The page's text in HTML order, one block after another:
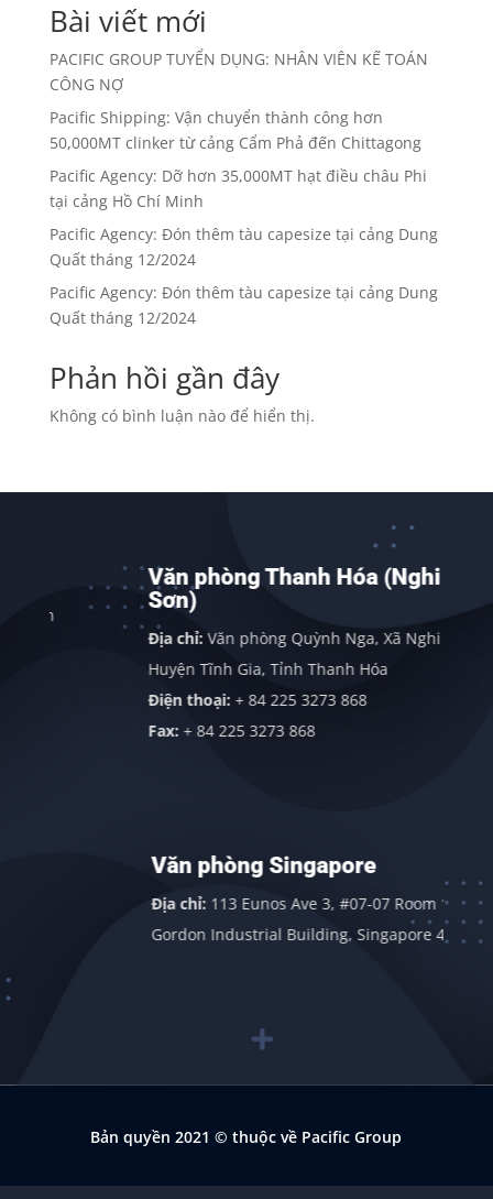
Bài viết mới
PACIFIC GROUP TUYỂN DỤNG: NHÂN VIÊN KẾ TOÁN
CÔNG NỢ
Pacific Shipping: Vận chuyển thành công hơn
50,000MT clinker từ cảng Cẩm Phả đến Chittagong
Pacific Agency: Dỡ hơn 35,000MT hạt điều châu Phi
tại cảng Hồ Chí Minh
Pacific Agency: Đón thêm tàu capesize tại cảng Dung
Quất tháng 12/2024
Pacific Agency: Đón thêm tàu capesize tại cảng Dung
Quất tháng 12/2024
Phản hồi gần đây
Không có bình luận nào để hiển thị.
Văn phòng Thanh Hóa (Nghi
Sơn)
Địa chỉ:Văn phòng Quỳnh Nga, Xã Nghi Sơn,
Huyện Tĩnh Gia, Tỉnh Thanh Hóa
Điện thoại: + 84 225 3273 868
+ 84 225 3273 868
Văn phòng Singapore
Địa chỉ:113 Eunos Ave 3, #07-07 Room 1,
Gordon Industrial Building, Singapore 409838
Bản quyền 2021© thuộc về Pacific Group